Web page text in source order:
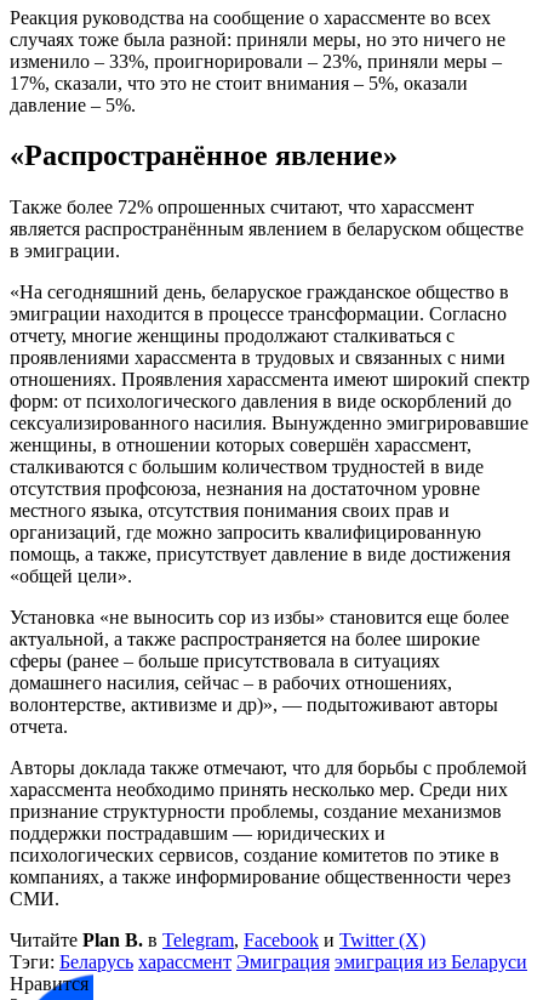
Реакция руководства на сообщение о харассменте во всех
случаях тоже была разной: приняли меры, но это ничего не
изменило – 33%, проигнорировали – 23%, приняли меры –
17%, сказали, что это не стоит внимания – 5%, оказали
давление – 5%.
«Распространённое явление»
Также более 72% опрошенных считают, что харассмент
является распространённым явлением в беларуском обществе
в эмиграции.
«На сегодняшний день, беларуское гражданское общество в
эмиграции находится в процессе трансформации. Согласно
отчету, многие женщины продолжают сталкиваться с
проявлениями харассмента в трудовых и связанных с ними
отношениях. Проявления харассмента имеют широкий спектр
форм: от психологического давления в виде оскорблений до
сексуализированного насилия. Вынужденно эмигрировавшие
женщины, в отношении которых совершён харассмент,
сталкиваются с большим количеством трудностей в виде
отсутствия профсоюза, незнания на достаточном уровне
местного языка, отсутствия понимания своих прав и
организаций, где можно запросить квалифицированную
помощь, а также, присутствует давление в виде достижения
«общей цели».
Установка «не выносить сор из избы» становится еще более
актуальной, а также распространяется на более широкие
сферы (ранее – больше присутствовала в ситуациях
домашнего насилия, сейчас – в рабочих отношениях,
волонтерстве, активизме и др)», — подытоживают авторы
отчета.
Авторы доклада также отмечают, что для борьбы с проблемой
харассмента необходимо принять несколько мер. Среди них
признание структурности проблемы, создание механизмов
поддержки пострадавшим — юридических и
психологических сервисов, создание комитетов по этике в
компаниях, а также информирование общественности через
СМИ.
Читайте Plan B. в Telegram, Facebook и Twitter (X)
Тэги: Беларусь харассмент Эмиграция эмиграция из Беларуси
Нравится